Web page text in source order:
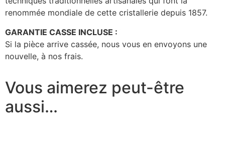
renommée mondiale de cette cristallerie depuis 1857.
GARANTIE CASSE INCLUSE :
Si la pièce arrive cassée, nous vous en envoyons une
nouvelle, à nos frais.
Vous aimerez peut-être
aussi…